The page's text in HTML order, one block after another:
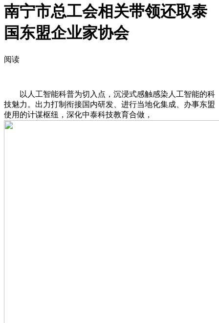
南宁市总工会相关带领还取泰
国东盟企业家协会
阅读
以人工智能科普为切入点，沉浸式感触感染人工智能的科
技魅力。出力打制衔接国内研发、进行当地化集成、办事东盟
使用的计谋枢纽，深化中泰科技教育合做，